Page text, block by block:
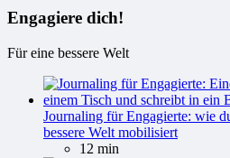
Engagiere dich!
Für eine bessere Welt
Journaling für Engagierte: wie
bessere Welt mobilisiert
12 min